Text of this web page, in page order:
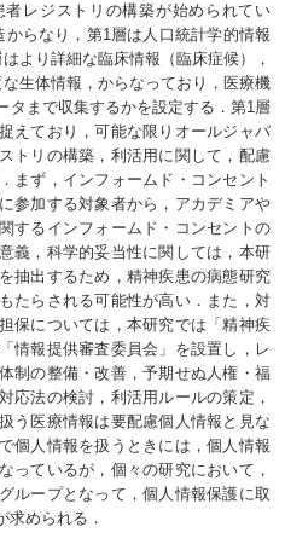
レジストリの構築が始められてい
らなり，第1層は人口統計学的情報
より詳細な臨床情報（臨床症候），
生体情報，からなっており，医療機
タまで収集するかを設定する．第1層
えており，可能な限りオールジャパ
トリの構築，利活用に関して，配慮
まず，インフォームド・コンセント
参加する対象者から，アカデミアや
するインフォームド・コンセントの
義，科学的妥当性に関しては，本研
抽出するため，精神疾患の病態研究
たらされる可能性が高い．また，対
保については，本研究では「精神疾
情報提供審査委員会」を設置し，レ
制の整備・改善，予期せぬ人権・福
応法の検討，利活用ルールの策定，
う医療情報は要配慮個人情報と見な
個人情報を扱うときには，個人情報
っているが，個々の研究において，
ループとなって，個人情報保護に取
求められる．